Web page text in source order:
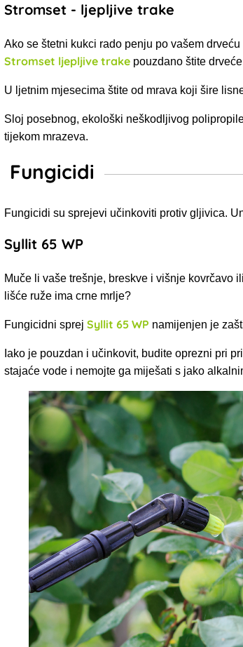
Stromset - ljepljive trake
Ako se štetni kukci rado penju po vašem
Stromset ljepljive trake pouzdano štite
U ljetnim mjesecima štite od mrava koji šire
Sloj posebnog, ekološki neškodljivog
tijekom mrazeva.
Fungicidi
Fungicidi su sprejevi učinkoviti protiv gljivica.
Syllit 65 WP
Muče li vaše trešnje, breskve i višnje kovrčavo
lišće ruže ima crne mrlje?
Fungicidni sprej Syllit 65 WP namijenjen je
Iako je pouzdan i učinkovit, budite oprezni pri
stajaće vode i nemojte ga miješati s jako